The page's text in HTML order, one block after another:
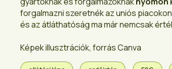
forgalmazni szeretnék az uniós
és az átláthatóság ma már nemcsak
Képek illusztrációk, forrás Canva